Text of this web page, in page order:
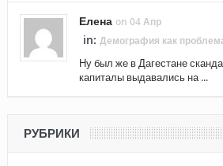
Елена on 04 Апр
in: Демография как
Ну был же в Дагестане
капиталы выдавались на ...
РУБРИКИ